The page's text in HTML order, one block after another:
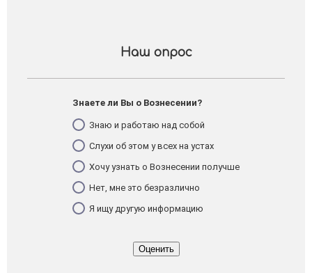
Наш опрос
Знаете ли Вы о Вознесении?
Знаю и работаю над собой
Слухи об этом у всех на устах
Хочу узнать о Вознесении получше
Нет, мне это безразлично
Я ищу другую информацию